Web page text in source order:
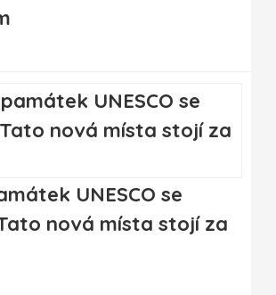
UNESCO se
nová místa stojí za